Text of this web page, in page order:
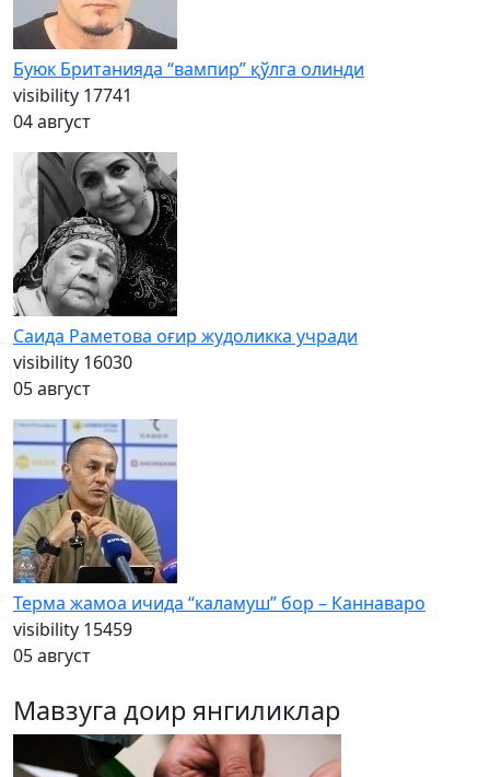
Буюк Британияда “вампир” қўлга олинди
visibility 17741
04 август
Саида Раметова оғир жудоликка учради
visibility 16030
05 август
Терма жамоа ичида “каламуш” бор – Каннаваро
visibility 15459
05 август
Мавзуга доир янгиликлар